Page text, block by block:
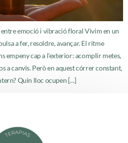
emoció i vibració floral Vivim en un
a fer, resoldre, avançar. El ritme
empeny cap a l'exterior: acomplir metes,
a canvis. Però en aquest córrer constant,
Quin lloc ocupen […]